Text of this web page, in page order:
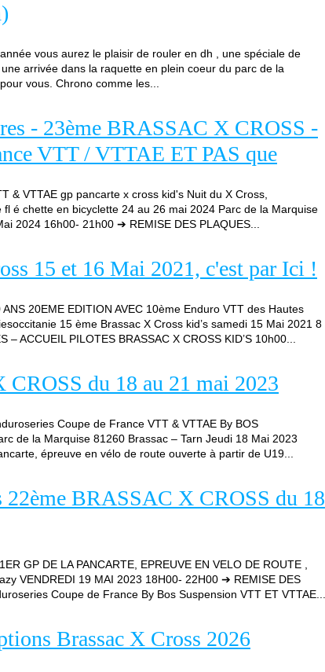
vous aurez le plaisir de rouler en dh , une spéciale de
arrivée dans la raquette en plein coeur du parc de la
vous. Chrono comme les...
- 23ème BRASSAC X CROSS -
VTT / VTTAE ET PAS que
& VTTAE gp pancarte x cross kid's Nuit du X Cross,
é chette en bicyclette 24 au 26 mai 2024 Parc de la Marquise
2024 16h00- 21h00 ➔ REMISE DES PLAQUES...
15 et 16 Mai 2021, c'est par Ici !
20EME EDITION AVEC 10ème Enduro VTT des Hautes
15 ème Brassac X Cross kid’s samedi 15 Mai 2021 8
ACCUEIL PILOTES BRASSAC X CROSS KID’S 10h00...
du 18 au 21 mai 2023
Coupe de France VTT & VTTAE By BOS
de la Marquise 81260 Brassac – Tarn Jeudi 18 Mai 2023
épreuve en vélo de route ouverte à partir de U19...
22ème BRASSAC X CROSS du 18
GP DE LA PANCARTE, EPREUVE EN VELO DE ROUTE ,
VENDREDI 19 MAI 2023 18H00- 22H00 ➔ REMISE DES
Coupe de France By Bos Suspension VTT ET VTTAE...
Brassac X Cross 2026